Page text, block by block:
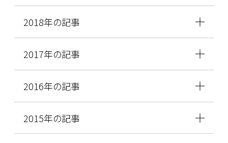
2018年の記事
2017年の記事
2016年の記事
2015年の記事